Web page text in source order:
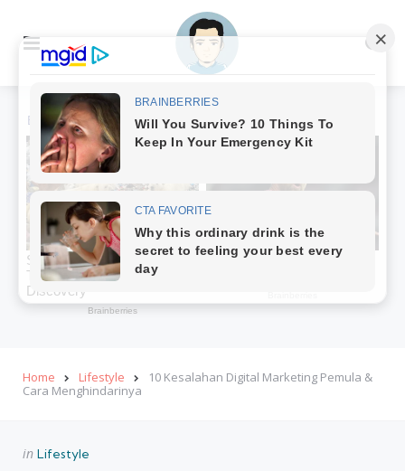
Menu
Home Lifestyle
10 Kesalahan Digital Marketing Pemula &
Cara Menghindarinya
Categories
Posted
in Lifestyle